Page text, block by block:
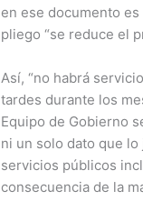
en ese documento
pliego “se reduce el
Así, “no habrá
tardes durante los
Equipo de Gobierno
ni un solo dato que
servicios públicos
consecuencia de la